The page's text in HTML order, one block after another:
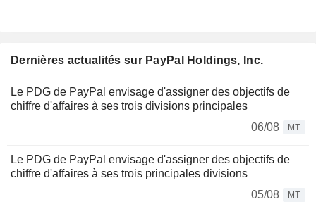
Dernières actualités sur PayPal Holdings, Inc.
Le PDG de PayPal envisage d'assigner des objectifs de
chiffre d'affaires à ses trois divisions principales
06/08
MT
Le PDG de PayPal envisage d'assigner des objectifs de
chiffre d'affaires à ses trois principales divisions
05/08
MT